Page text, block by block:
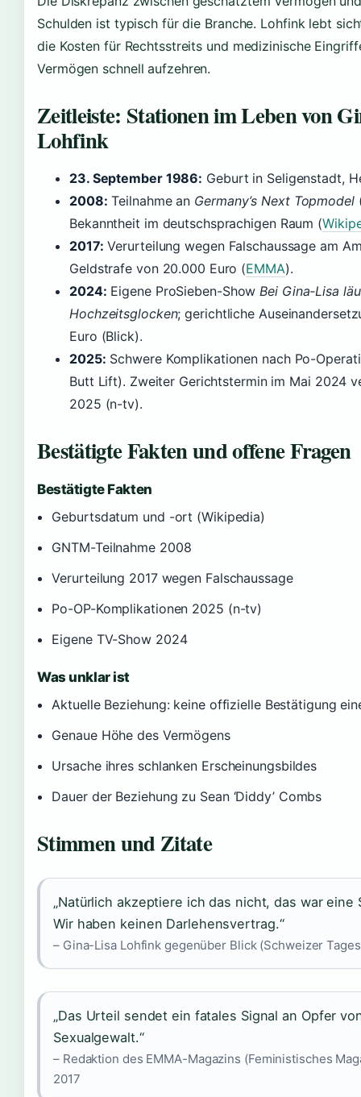
Schulden ist typisch für die Branche. Lohfink lebt
die Kosten für Rechtsstreits und medizinische
Vermögen schnell aufzehren.
Zeitleiste: Stationen im Leben von
Lohfink
23. September 1986: Geburt in Seligenstadt,
2008: Teilnahme an Germany’s Next Topmodel
Bekanntheit im deutschsprachigen Raum (
2017: Verurteilung wegen Falschaussage am
Geldstrafe von 20.000 Euro (EMMA).
2024: Eigene ProSieben-ShowBei Gina-Lisa
Hochzeitsglocken; gerichtliche
Euro (Blick).
2025: Schwere Komplikationen nach Po-
Butt Lift). Zweiter Gerichtstermin im Mai 2024
2025 (n-tv).
Bestätigte Fakten und offene Fragen
Bestätigte Fakten
Geburtsdatum und -ort (Wikipedia)
GNTM-Teilnahme 2008
Verurteilung 2017 wegen Falschaussage
Po-OP-Komplikationen 2025 (n-tv)
Eigene TV-Show 2024
Was unklar ist
Aktuelle Beziehung: keine offizielle Bestätigung
Genaue Höhe des Vermögens
Ursache ihres schlanken Erscheinungsbildes
Dauer der Beziehung zu Sean ‘Diddy’ Combs
Stimmen und Zitate
„Natürlich akzeptiere ich das nicht, das war eine
Wir haben keinen Darlehensvertrag.“
– Gina-Lisa Lohfink gegenüber Blick (Schweizer
„Das Urteil sendet ein fatales Signal an Opfer
Sexualgewalt.“
– Redaktion des EMMA-Magazins (Feministisches
2017